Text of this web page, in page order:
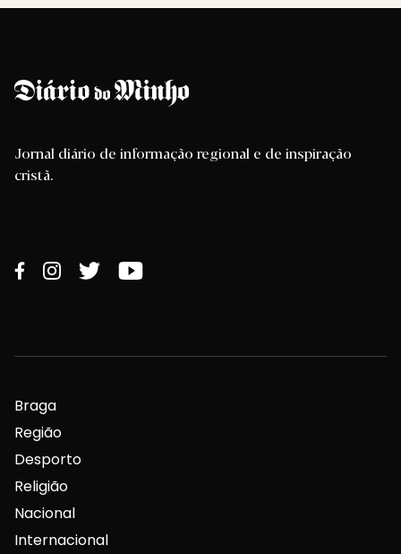
Jornal diário de informação regional e de inspiração
cristã.
Braga
Região
Desporto
Religião
Nacional
Internacional